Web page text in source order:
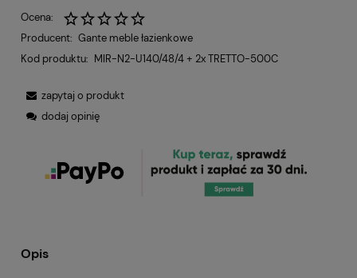
Ocena:
Producent: Gante meble łazienkowe
Kod produktu: MIR-N2-U140/48/4 + 2x TRETTO-500C
zapytaj o produkt
dodaj opinię
Opis